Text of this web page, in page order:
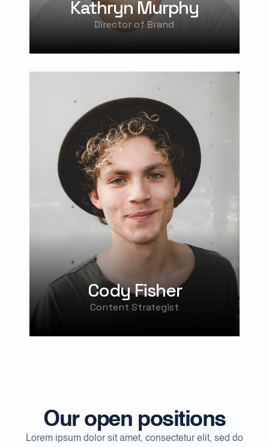
Kathryn Murphy
Director of Brand
Cody Fisher
Content Strategist
Our open positions
Lorem ipsum dolor sit amet, consectetur elit, sed do